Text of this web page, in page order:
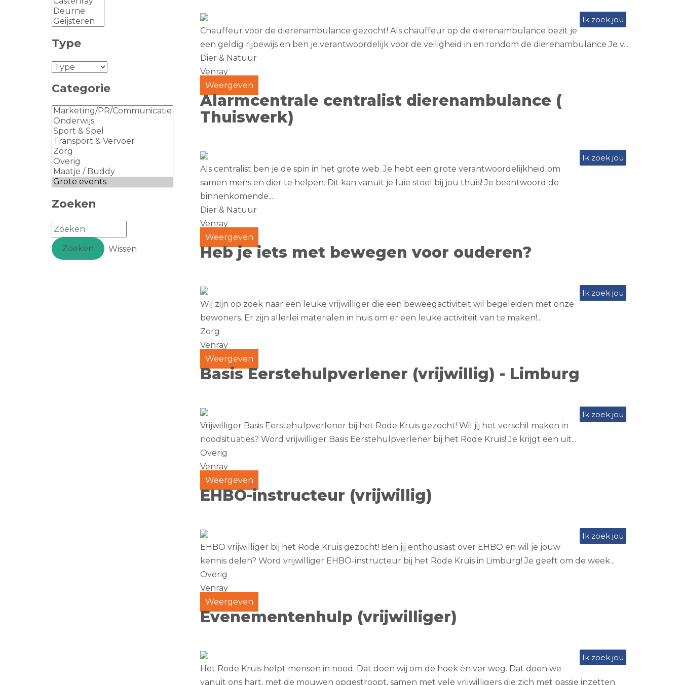
Type
Categorie
Zoeken
Zoeken Wissen
Ik zoek jou
Chauffeur voor de dierenambulance gezocht! Als chauffeur op de dierenambulance bezit je
een geldig rijbewijs en ben je verantwoordelijk voor de veiligheid in en rondom de dierenambulance Je v...
Dier & Natuur
Venray
Weergeven
Alarmcentrale centralist dierenambulance (
Thuiswerk)
Ik zoek jou
Als centralist ben je de spin in het grote web. Je hebt een grote verantwoordelijkheid om
samen mens en dier te helpen. Dit kan vanuit je luie stoel bij jou thuis! Je beantwoord de
binnenkomende...
Dier & Natuur
Venray
Weergeven
Heb je iets met bewegen voor ouderen?
Ik zoek jou
Wij zijn op zoek naar een leuke vrijwilliger die een beweegactiviteit wil begeleiden met onze
bewoners. Er zijn allerlei materialen in huis om er een leuke activiteit van te maken!...
Zorg
Venray
Weergeven
Basis Eerstehulpverlener (vrijwillig) - Limburg
Ik zoek jou
Vrijwilliger Basis Eerstehulpverlener bij het Rode Kruis gezocht! Wil jij het verschil maken in
noodsituaties? Word vrijwilliger Basis Eerstehulpverlener bij het Rode Kruis! Je krijgt een uit...
Overig
Venray
Weergeven
EHBO-instructeur (vrijwillig)
Ik zoek jou
EHBO vrijwilliger bij het Rode Kruis gezocht! Ben jij enthousiast over EHBO en wil je jouw
kennis delen? Word vrijwilliger EHBO-instructeur bij het Rode Kruis in Limburg! Je geeft om de week...
Overig
Venray
Weergeven
Evenementenhulp (vrijwilliger)
Ik zoek jou
Het Rode Kruis helpt mensen in nood. Dat doen wij om de hoek én ver weg. Dat doen we
vanuit ons hart, met de mouwen opgestroopt, samen met vele vrijwilligers die zich met passie inzetten.